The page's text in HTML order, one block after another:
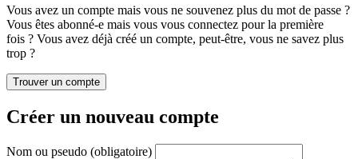
Vous avez un compte mais vous ne souvenez plus du mot de passe ?
Vous êtes abonné-e mais vous vous connectez pour la première
fois ? Vous avez déjà créé un compte, peut-être, vous ne savez plus
trop ?
Créer un nouveau compte
Nom ou pseudo (obligatoire)